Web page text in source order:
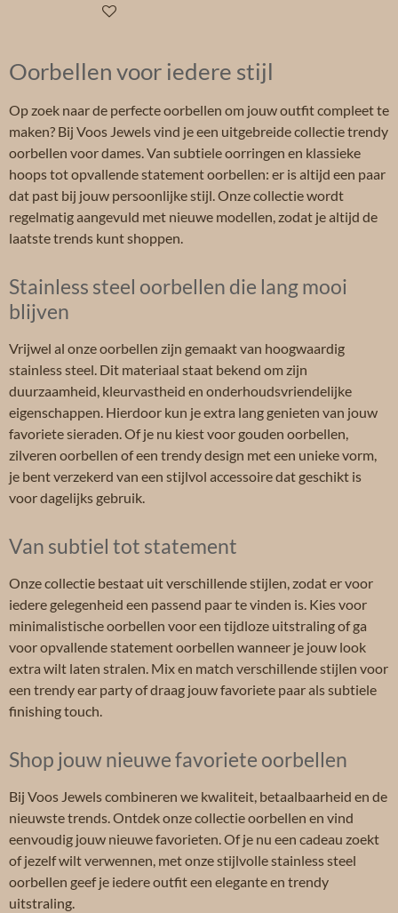
In winkelwagen
Oorbellen voor iedere stijl
Op zoek naar de perfecte oorbellen om jouw outfit compleet te
maken? Bij Voos Jewels vind je een uitgebreide collectie trendy
oorbellen voor dames. Van subtiele oorringen en klassieke
hoops tot opvallende statement oorbellen: er is altijd een paar
dat past bij jouw persoonlijke stijl. Onze collectie wordt
regelmatig aangevuld met nieuwe modellen, zodat je altijd de
laatste trends kunt shoppen.
Stainless steel oorbellen die lang mooi
blijven
Vrijwel al onze oorbellen zijn gemaakt van hoogwaardig
stainless steel. Dit materiaal staat bekend om zijn
duurzaamheid, kleurvastheid en onderhoudsvriendelijke
eigenschappen. Hierdoor kun je extra lang genieten van jouw
favoriete sieraden. Of je nu kiest voor gouden oorbellen,
zilveren oorbellen of een trendy design met een unieke vorm,
je bent verzekerd van een stijlvol accessoire dat geschikt is
voor dagelijks gebruik.
Van subtiel tot statement
Onze collectie bestaat uit verschillende stijlen, zodat er voor
iedere gelegenheid een passend paar te vinden is. Kies voor
minimalistische oorbellen voor een tijdloze uitstraling of ga
voor opvallende statement oorbellen wanneer je jouw look
extra wilt laten stralen. Mix en match verschillende stijlen voor
een trendy ear party of draag jouw favoriete paar als subtiele
finishing touch.
Shop jouw nieuwe favoriete oorbellen
Bij Voos Jewels combineren we kwaliteit, betaalbaarheid en de
nieuwste trends. Ontdek onze collectie oorbellen en vind
eenvoudig jouw nieuwe favorieten. Of je nu een cadeau zoekt
of jezelf wilt verwennen, met onze stijlvolle stainless steel
oorbellen geef je iedere outfit een elegante en trendy
uitstraling.